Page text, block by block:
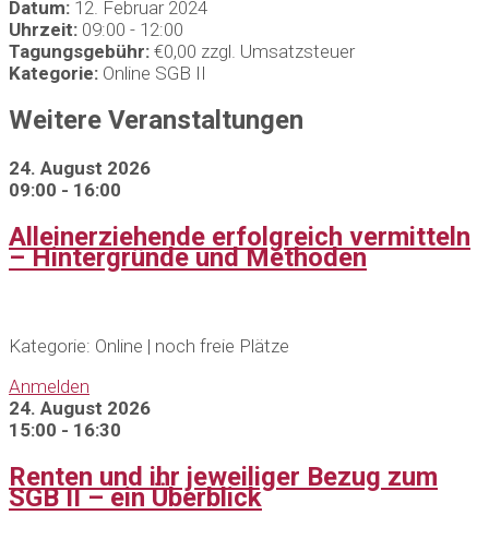
Datum: 12. Februar 2024
Uhrzeit: 09:00 - 12:00
Tagungsgebühr: €0,00 zzgl. Umsatzsteuer
Kategorie: Online SGB II
Weitere Veranstaltungen
24. August 2026
09:00 - 16:00
Alleinerziehende erfolgreich vermitteln
– Hintergründe und Methoden
Kategorie: Online | noch freie Plätze
Anmelden
24. August 2026
15:00 - 16:30
Renten und ihr jeweiliger Bezug zum
SGB II – ein Überblick